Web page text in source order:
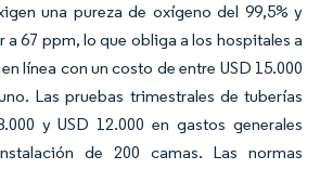
una pureza de oxígeno del 99,5% y
a 67 ppm, lo que obliga a los hospitales a
línea con un costo de entre USD 15.000
Las pruebas trimestrales de tuberías
y USD 12.000 en gastos generales
de 200 camas. Las normas